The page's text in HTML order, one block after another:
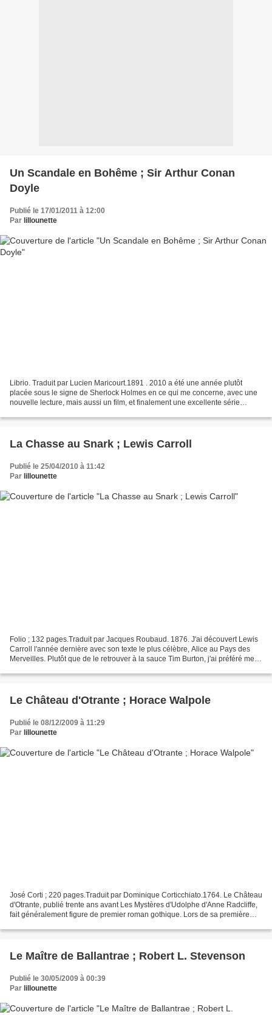
Un Scandale en Bohême ; Sir Arthur Conan
Doyle
Publié le 17/01/2011 à 12:00
Par lillounette
Librio. Traduit par Lucien Maricourt.1891 . 2010 a été une année plutôt
placée sous le signe de Sherlock Holmes en ce qui me concerne, avec une
nouvelle lecture, mais aussi un film, et finalement une excellente série
La Chasse au Snark ; Lewis Carroll
Publié le 25/04/2010 à 11:42
Par lillounette
Folio ; 132 pages.Traduit par Jacques Roubaud. 1876. J'ai découvert Lewis
Carroll l'année dernière avec son texte le plus célèbre, Alice au Pays des
Merveilles. Plutôt que de le retrouver à la sauce Tim Burton, j'ai préféré me
Le Château d'Otrante ; Horace Walpole
Publié le 08/12/2009 à 11:29
Par lillounette
José Corti ; 220 pages.Traduit par Dominique Corticchiato.1764. Le Château
d'Otrante, publié trente ans avant Les Mystères d'Udolphe d'Anne Radcliffe,
fait généralement figure de premier roman gothique. Lors de sa première
Le Maître de Ballantrae ; Robert L. Stevenson
Publié le 30/05/2009 à 00:39
Par lillounette